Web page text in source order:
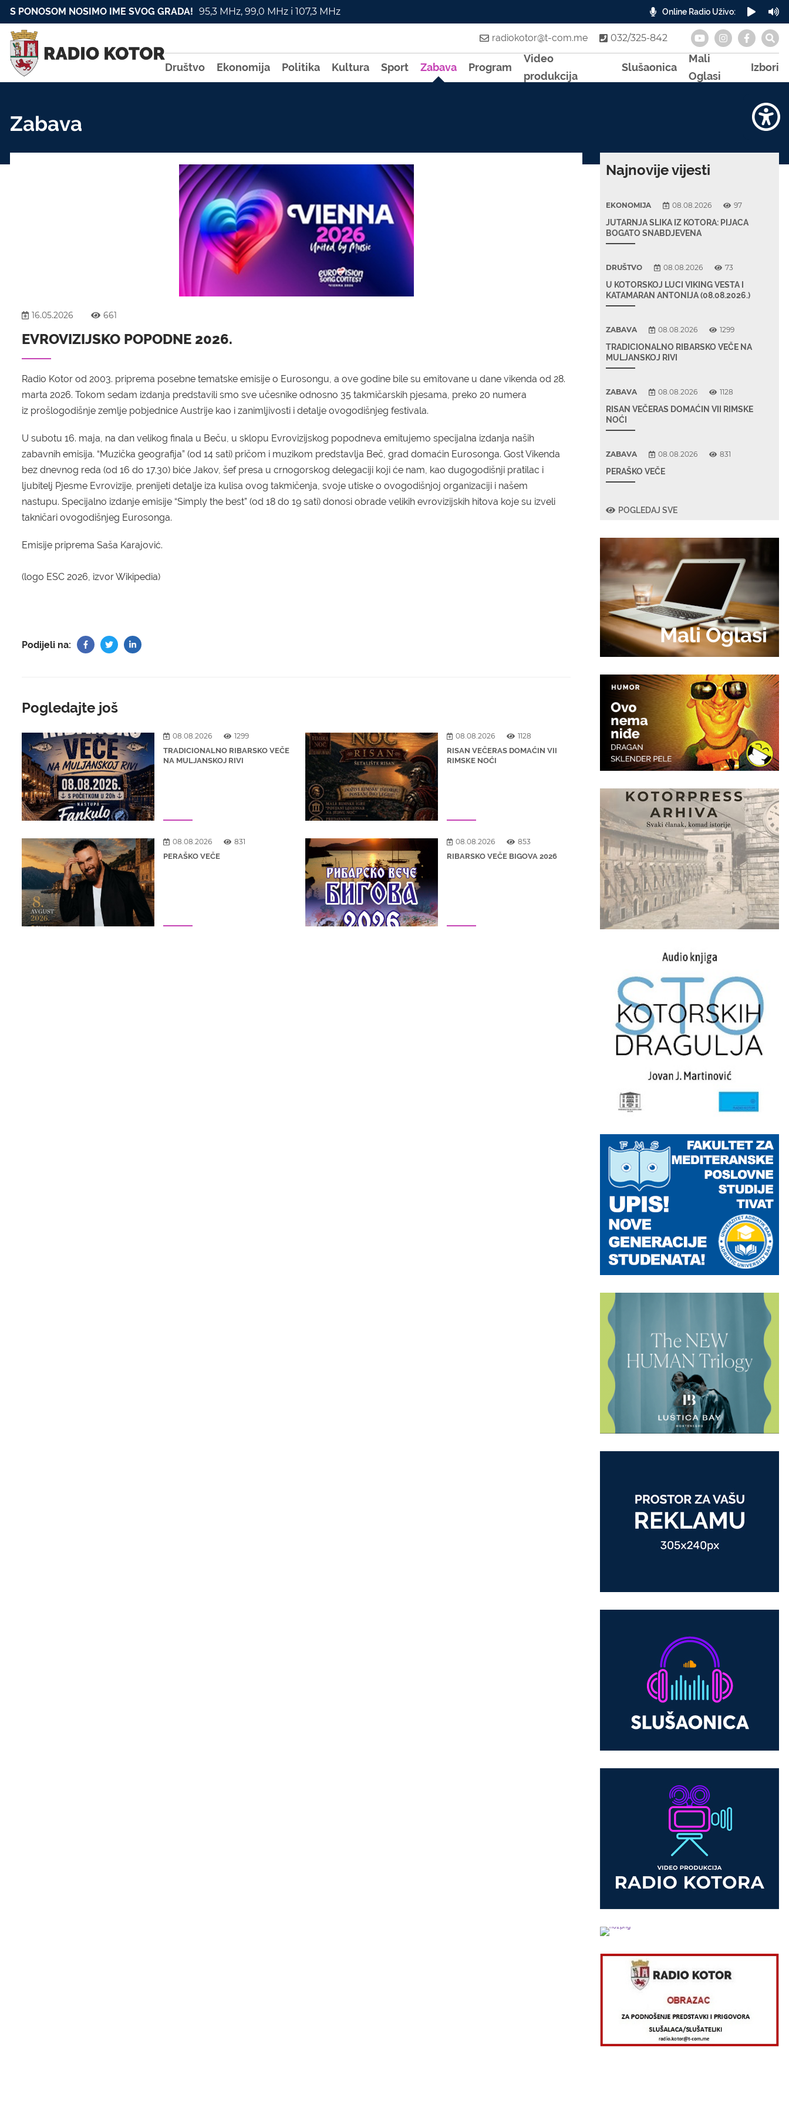
S PONOSOM NOSIMO IME SVOG GRADA! 95,3 MHz, 99,0 MHz i 107,3 MHz Online Radio Uživo:
radiokotor@t-com.me 032/325-842
Društvo Ekonomija Politika Kultura Sport Zabava Program
Video
produkcija
Slušaonica
Mali
Oglasi
Izbori
Zabava
16.05.2026 661
EVROVIZIJSKO POPODNE 2026.
Radio Kotor od 2003. priprema posebne tematske emisije o Eurosongu, a ove godine bile su emitovane u dane vikenda od 28.
marta 2026. Tokom sedam izdanja predstavili smo sve učesnike odnosno 35 takmičarskih pjesama, preko 20 numera
iz prošlogodišnje zemlje pobjednice Austrije kao i zanimljivosti i detalje ovogodišnjeg festivala.
U subotu 16. maja, na dan velikog finala u Beču, u sklopu Evrovizijskog popodneva emitujemo specijalna izdanja naših
zabavnih emisija. “Muzička geografija” (od 14 sati) pričom i muzikom predstavlja Beč, grad domaćin Eurosonga. Gost Vikenda
bez dnevnog reda (od 16 do 17.30) biće Jakov, šef presa u crnogorskog delegaciji koji će nam, kao dugogodišnji pratilac i
ljubitelj Pjesme Evrovizije, prenijeti detalje iza kulisa ovog takmičenja, svoje utiske o ovogodišnjoj organizaciji i našem
nastupu. Specijalno izdanje emisije “Simply the best” (od 18 do 19 sati) donosi obrade velikih evrovizijskih hitova koje su izveli
takničari ovogodišnjeg Eurosonga.
Emisije priprema Saša Karajović.
(logo ESC 2026, izvor Wikipedia)
Podijeli na:
Pogledajte još
08.08.2026
1299
TRADICIONALNO RIBARSKO VEČE
NA MULJANSKOJ RIVI
08.08.2026
1128
RISAN VEČERAS DOMAĆIN VII
RIMSKE NOĆI
08.08.2026
831
PERAŠKO VEČE
08.08.2026
853
RIBARSKO VEČE BIGOVA 2026
Najnovije vijesti
EKONOMIJA 08.08.2026 97
JUTARNJA SLIKA IZ KOTORA: PIJACA
BOGATO SNABDJEVENA
DRUŠTVO 08.08.2026 73
U KOTORSKOJ LUCI VIKING VESTA I
KATAMARAN ANTONIJA (08.08.2026.)
ZABAVA 08.08.2026 1299
TRADICIONALNO RIBARSKO VEČE NA
MULJANSKOJ RIVI
ZABAVA 08.08.2026 1128
RISAN VEČERAS DOMAĆIN VII RIMSKE
NOĆI
ZABAVA 08.08.2026 831
PERAŠKO VEČE
POGLEDAJ SVE
Mali Oglasi